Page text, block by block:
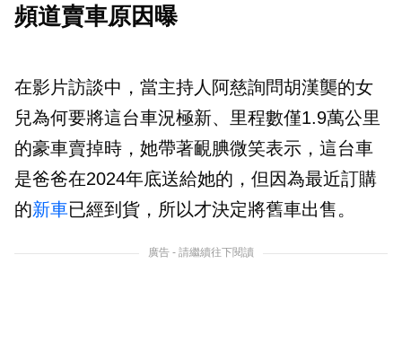
頻道賣車原因曝
在影片訪談中，當主持人阿慈詢問胡漢龑的女
兒為何要將這台車況極新、里程數僅1.9萬公里
的豪車賣掉時，她帶著靦腆微笑表示，這台車
是爸爸在2024年底送給她的，但因為最近訂購
的新車已經到貨，所以才決定將舊車出售。
廣告 - 請繼續往下閱讀